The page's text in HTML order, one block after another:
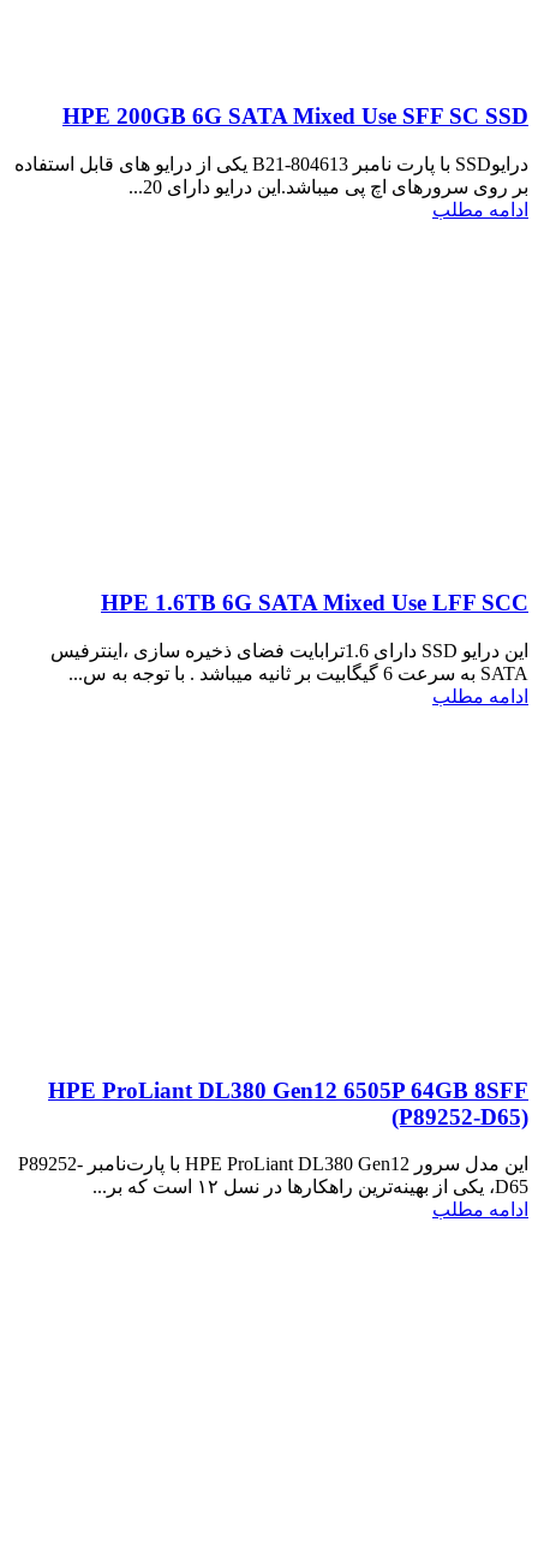
HPE 200GB 6G SATA Mixed Use SFF SC SSD
درایوSSD با پارت نامبر 804613-B21 یکی از درایو های قابل استفاده
بر روی سرورهای اچ پی میباشد.این درایو دارای 20...
ادامه مطلب
HPE 1.6TB 6G SATA Mixed Use LFF SCC
این درایو SSD دارای 1.6ترابایت فضای ذخیره سازی ،اینترفیس
SATA به سرعت 6 گیگابیت بر ثانیه میباشد . با توجه به س...
ادامه مطلب
HPE ProLiant DL380 Gen12 6505P 64GB 8SFF
(P89252‑D65)
این مدل سرور HPE ProLiant DL380 Gen12 با پارت‌نامبر P89252-
D65، یکی از بهینه‌ترین راهکارها در نسل ۱۲ است که بر...
ادامه مطلب